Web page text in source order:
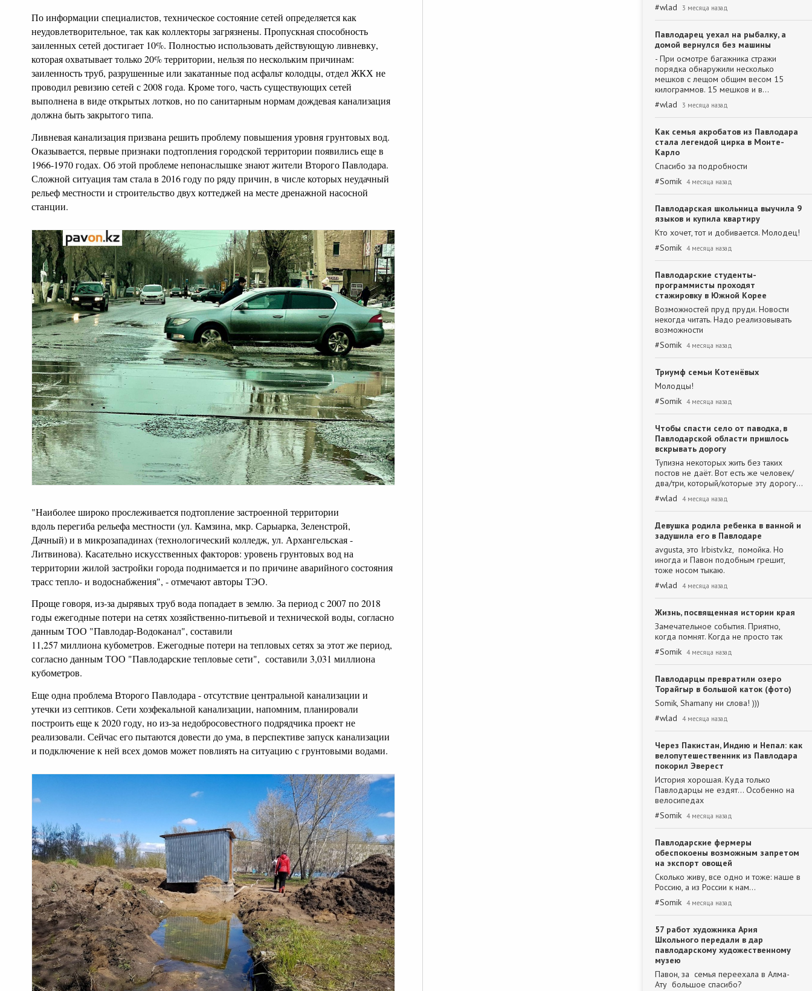
По информации специалистов, техническое состояние сетей определяется как
неудовлетворительное, так как коллекторы загрязнены. Пропускная способность
заиленных сетей достигает 10%. Полностью использовать действующую ливневку,
которая охватывает только 20% территории, нельзя по нескольким причинам:
заиленность труб, разрушенные или закатанные под асфальт колодцы, отдел ЖКХ не
проводил ревизию сетей с 2008 года. Кроме того, часть существующих сетей
выполнена в виде открытых лотков, но по санитарным нормам дождевая канализация
должна быть закрытого типа.
Ливневая канализация призвана решить проблему повышения уровня грунтовых вод.
Оказывается, первые признаки подтопления городской территории появились еще в
1966-1970 годах. Об этой проблеме непонаслышке знают жители Второго Павлодара.
Сложной ситуация там стала в 2016 году по ряду причин, в числе которых неудачный
рельеф местности и строительство двух коттеджей на месте дренажной насосной
станции.
"Наиболее широко прослеживается подтопление застроенной территории
вдоль перегиба рельефа местности (ул. Камзина, мкр. Сарыарка, Зеленстрой,
Дачный) и в микрозападинах (технологический колледж, ул. Архангельская -
Литвинова). Касательно искусственных факторов: уровень грунтовых вод на
территории жилой застройки города поднимается и по причине аварийного состояния
трасс тепло- и водоснабжения", - отмечают авторы ТЭО.
Проще говоря, из-за дырявых труб вода попадает в землю. За период с 2007 по 2018
годы ежегодные потери на сетях хозяйственно-питьевой и технической воды, согласно
данным ТОО "Павлодар-Водоканал", составили
11,257 миллиона кубометров. Ежегодные потери на тепловых сетях за этот же период,
согласно данным ТОО "Павлодарские тепловые сети", составили 3,031 миллиона
кубометров.
Еще одна проблема Второго Павлодара - отсутствие центральной канализации и
утечки из септиков. Сети хозфекальной канализации, напомним, планировали
построить еще к 2020 году, но из-за недобросовестного подрядчика проект не
реализовали. Сейчас его пытаются довести до ума, в перспективе запуск канализации
и подключение к ней всех домов может повлиять на ситуацию с грунтовыми водами.
#wlad 3 месяца назад
Павлодарец уехал на рыбалку, а
домой вернулся без машины
- При осмотре багажника стражи
порядка обнаружили несколько
мешков с лещом общим весом 15
килограммов. 15 мешков и в…
#wlad 3 месяца назад
Как семья акробатов из Павлодара
стала легендой цирка в Монте-
Карло
Спасибо за подробности
#Somik 4 месяца назад
Павлодарская школьница выучила 9
языков и купила квартиру
Кто хочет, тот и добивается. Молодец!
#Somik 4 месяца назад
Павлодарские студенты-
программисты проходят
стажировку в Южной Корее
Возможностей пруд пруди. Новости
некогда читать. Надо реализовывать
возможности
#Somik 4 месяца назад
Триумф семьи Котенёвых
Молодцы!
#Somik 4 месяца назад
Чтобы спасти село от паводка, в
Павлодарской области пришлось
вскрывать дорогу
Тупизна некоторых жить без таких
постов не даёт. Вот есть же человек/
два/три, который/которые эту дорогу…
#wlad 4 месяца назад
Девушка родила ребенка в ванной и
задушила его в Павлодаре
avgusta, это Irbistv.kz, помойка. Но
иногда и Павон подобным грешит,
тоже носом тыкаю.
#wlad 4 месяца назад
Жизнь, посвященная истории края
Замечательное события. Приятно,
когда помнят. Когда не просто так
#Somik 4 месяца назад
Павлодарцы превратили озеро
Торайгыр в большой каток (фото)
Somik, Shamanу ни слова! )))
#wlad 4 месяца назад
Через Пакистан, Индию и Непал: как
велопутешественник из Павлодара
покорил Эверест
История хорошая. Куда только
Павлодарцы не ездят... Особенно на
велосипедах
#Somik 4 месяца назад
Павлодарские фермеры
обеспокоены возможным запретом
на экспорт овощей
Сколько живу, все одно и тоже: наше в
Россию, а из России к нам...
#Somik 4 месяца назад
57 работ художника Ария
Школьного передали в дар
павлодарскому художественному
музею
Павон, за семья переехала в Алма-
Ату большое спасибо?